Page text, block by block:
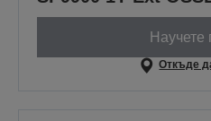
Научете
Откъде